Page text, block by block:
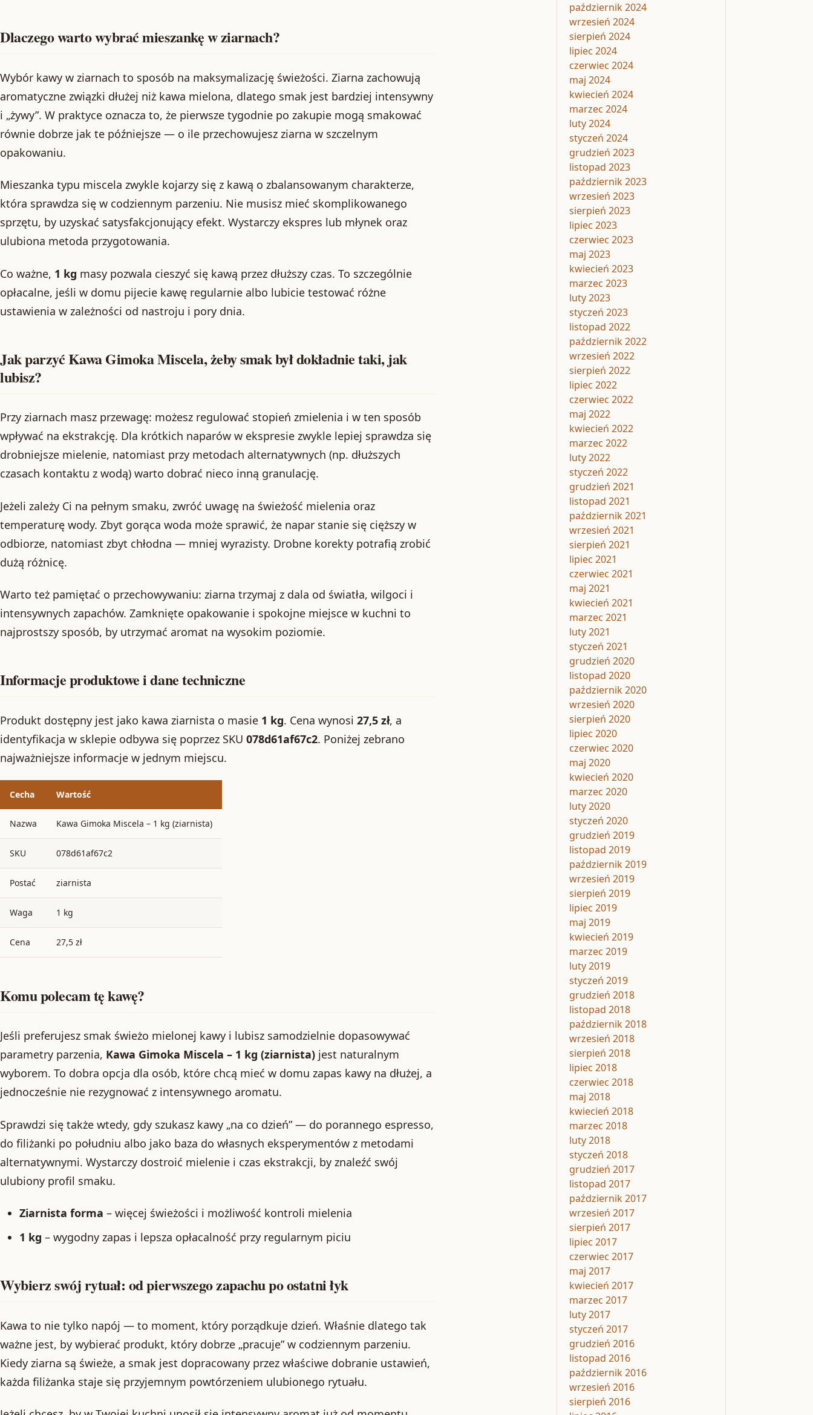
Dlaczego warto wybrać mieszankę w ziarnach?
Wybór kawy w ziarnach to sposób na maksymalizację świeżości. Ziarna zachowują
aromatyczne związki dłużej niż kawa mielona, dlatego smak jest bardziej intensywny
i „żywy”. W praktyce oznacza to, że pierwsze tygodnie po zakupie mogą smakować
równie dobrze jak te późniejsze — o ile przechowujesz ziarna w szczelnym
opakowaniu.
Mieszanka typu miscela zwykle kojarzy się z kawą o zbalansowanym charakterze,
która sprawdza się w codziennym parzeniu. Nie musisz mieć skomplikowanego
sprzętu, by uzyskać satysfakcjonujący efekt. Wystarczy ekspres lub młynek oraz
ulubiona metoda przygotowania.
Co ważne, 1 kg masy pozwala cieszyć się kawą przez dłuższy czas. To szczególnie
opłacalne, jeśli w domu pijecie kawę regularnie albo lubicie testować różne
ustawienia w zależności od nastroju i pory dnia.
Jak parzyć Kawa Gimoka Miscela, żeby smak był dokładnie taki, jak
lubisz?
Przy ziarnach masz przewagę: możesz regulować stopień zmielenia i w ten sposób
wpływać na ekstrakcję. Dla krótkich naparów w ekspresie zwykle lepiej sprawdza się
drobniejsze mielenie, natomiast przy metodach alternatywnych (np. dłuższych
czasach kontaktu z wodą) warto dobrać nieco inną granulację.
Jeżeli zależy Ci na pełnym smaku, zwróć uwagę na świeżość mielenia oraz
temperaturę wody. Zbyt gorąca woda może sprawić, że napar stanie się cięższy w
odbiorze, natomiast zbyt chłodna — mniej wyrazisty. Drobne korekty potrafią zrobić
dużą różnicę.
Warto też pamiętać o przechowywaniu: ziarna trzymaj z dala od światła, wilgoci i
intensywnych zapachów. Zamknięte opakowanie i spokojne miejsce w kuchni to
najprostszy sposób, by utrzymać aromat na wysokim poziomie.
Informacje produktowe i dane techniczne
Produkt dostępny jest jako kawa ziarnista o masie 1 kg. Cena wynosi 27,5 zł, a
identyfikacja w sklepie odbywa się poprzez SKU 078d61af67c2. Poniżej zebrano
najważniejsze informacje w jednym miejscu.
Cecha Wartość
Nazwa Kawa Gimoka Miscela – 1 kg (ziarnista)
SKU 078d61af67c2
Postać ziarnista
Waga 1 kg
Cena 27,5 zł
Komu polecam tę kawę?
Jeśli preferujesz smak świeżo mielonej kawy i lubisz samodzielnie dopasowywać
parametry parzenia, Kawa Gimoka Miscela – 1 kg (ziarnista) jest naturalnym
wyborem. To dobra opcja dla osób, które chcą mieć w domu zapas kawy na dłużej, a
jednocześnie nie rezygnować z intensywnego aromatu.
Sprawdzi się także wtedy, gdy szukasz kawy „na co dzień” — do porannego espresso,
do filiżanki po południu albo jako baza do własnych eksperymentów z metodami
alternatywnymi. Wystarczy dostroić mielenie i czas ekstrakcji, by znaleźć swój
ulubiony profil smaku.
Ziarnista forma – więcej świeżości i możliwość kontroli mielenia
1 kg – wygodny zapas i lepsza opłacalność przy regularnym piciu
Wybierz swój rytuał: od pierwszego zapachu po ostatni łyk
Kawa to nie tylko napój — to moment, który porządkuje dzień. Właśnie dlatego tak
ważne jest, by wybierać produkt, który dobrze „pracuje” w codziennym parzeniu.
Kiedy ziarna są świeże, a smak jest dopracowany przez właściwe dobranie ustawień,
każda filiżanka staje się przyjemnym powtórzeniem ulubionego rytuału.
październik 2024
wrzesień 2024
sierpień 2024
lipiec 2024
czerwiec 2024
maj 2024
kwiecień 2024
marzec 2024
luty 2024
styczeń 2024
grudzień 2023
listopad 2023
październik 2023
wrzesień 2023
sierpień 2023
lipiec 2023
czerwiec 2023
maj 2023
kwiecień 2023
marzec 2023
luty 2023
styczeń 2023
listopad 2022
październik 2022
wrzesień 2022
sierpień 2022
lipiec 2022
czerwiec 2022
maj 2022
kwiecień 2022
marzec 2022
luty 2022
styczeń 2022
grudzień 2021
listopad 2021
październik 2021
wrzesień 2021
sierpień 2021
lipiec 2021
czerwiec 2021
maj 2021
kwiecień 2021
marzec 2021
luty 2021
styczeń 2021
grudzień 2020
listopad 2020
październik 2020
wrzesień 2020
sierpień 2020
lipiec 2020
czerwiec 2020
maj 2020
kwiecień 2020
marzec 2020
luty 2020
styczeń 2020
grudzień 2019
listopad 2019
październik 2019
wrzesień 2019
sierpień 2019
lipiec 2019
maj 2019
kwiecień 2019
marzec 2019
luty 2019
styczeń 2019
grudzień 2018
listopad 2018
październik 2018
wrzesień 2018
sierpień 2018
lipiec 2018
czerwiec 2018
maj 2018
kwiecień 2018
marzec 2018
luty 2018
styczeń 2018
grudzień 2017
listopad 2017
październik 2017
wrzesień 2017
sierpień 2017
lipiec 2017
czerwiec 2017
maj 2017
kwiecień 2017
marzec 2017
luty 2017
styczeń 2017
grudzień 2016
listopad 2016
październik 2016
wrzesień 2016
sierpień 2016